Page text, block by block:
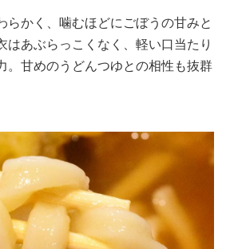
らかく、噛むほどにごぼうの甘みと
はあぶらっこくなく、軽い口当たり
。甘めのうどんつゆとの相性も抜群